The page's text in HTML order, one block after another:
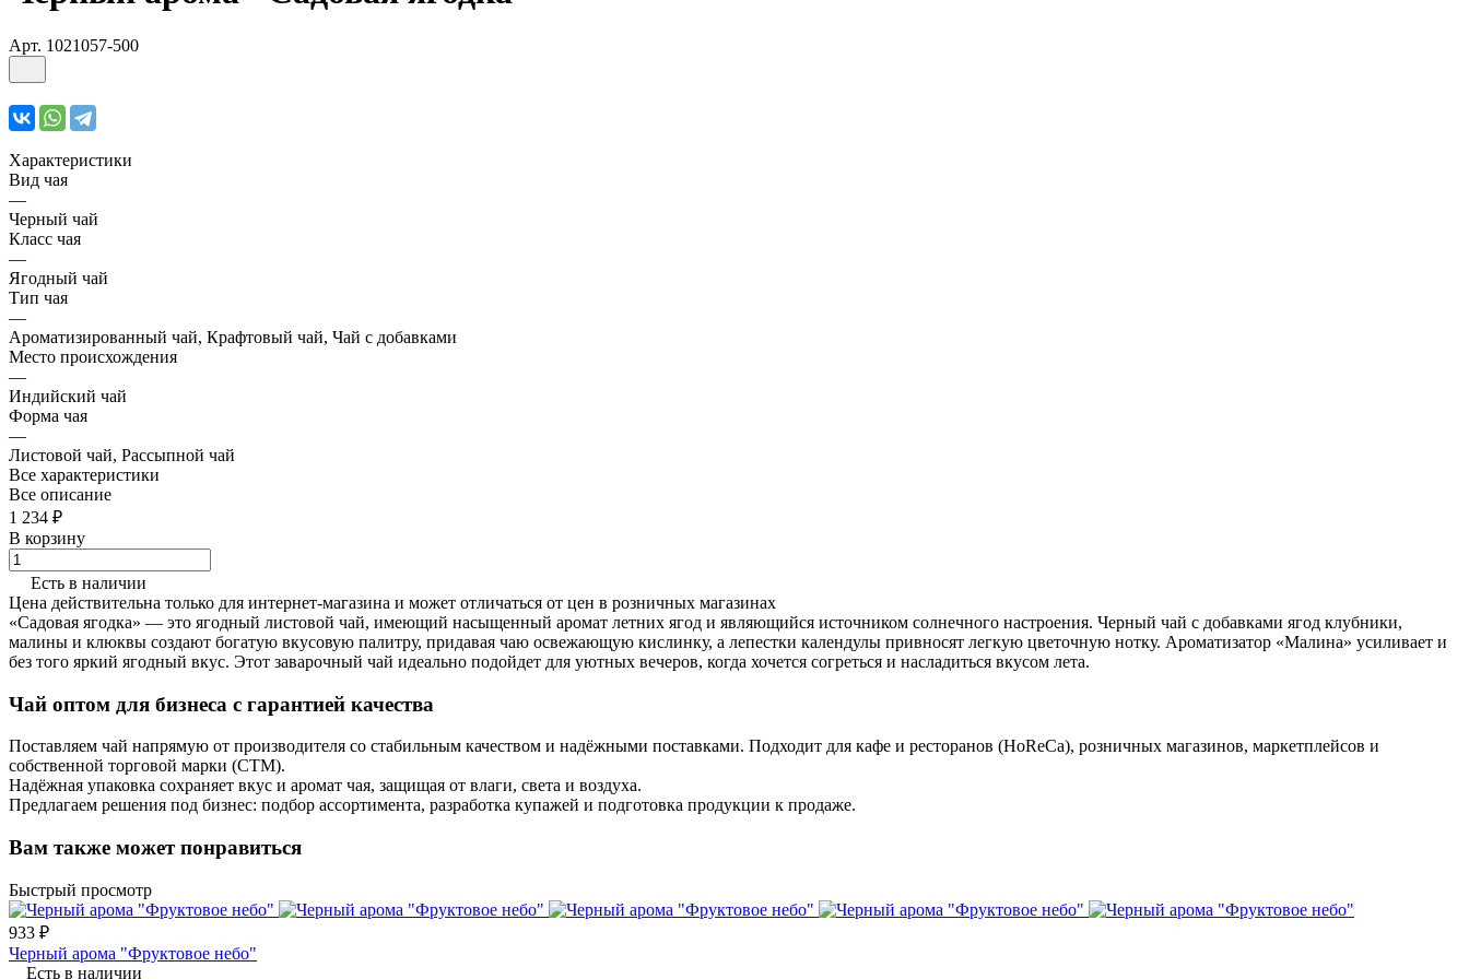
Арт. 1021057-500
Характеристики
Вид чая
—
Черный чай
Класс чая
—
Ягодный чай
Тип чая
—
Ароматизированный чай, Крафтовый чай, Чай с добавками
Место происхождения
—
Индийский чай
Форма чая
—
Листовой чай, Рассыпной чай
Все характеристики
Все описание
1 234 ₽
В корзину
Есть в наличии
Цена действительна только для интернет-магазина и может отличаться от цен в розничных магазинах
«Садовая ягодка» — это ягодный листовой чай, имеющий насыщенный аромат летних ягод и являющийся источником солнечного настроения. Черный чай с добавками ягод клубники,
малины и клюквы создают богатую вкусовую палитру, придавая чаю освежающую кислинку, а лепестки календулы привносят легкую цветочную нотку. Ароматизатор «Малина» усиливает и
без того яркий ягодный вкус. Этот заварочный чай идеально подойдет для уютных вечеров, когда хочется согреться и насладиться вкусом лета.
Чай оптом для бизнеса с гарантией качества
Поставляем чай напрямую от производителя со стабильным качеством и надёжными поставками. Подходит для кафе и ресторанов (HoReCa), розничных магазинов, маркетплейсов и
собственной торговой марки (СТМ).
Надёжная упаковка сохраняет вкус и аромат чая, защищая от влаги, света и воздуха.
Предлагаем решения под бизнес: подбор ассортимента, разработка купажей и подготовка продукции к продаже.
Вам также может понравиться
Быстрый просмотр
933 ₽
Черный арома "Фруктовое небо"
Есть в наличии